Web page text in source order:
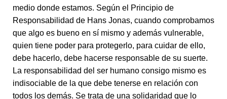
medio donde estamos. Según el Principio de
Responsabilidad de Hans Jonas, cuando comprobamos
que algo es bueno en sí mismo y además vulnerable,
quien tiene poder para protegerlo, para cuidar de ello,
debe hacerlo, debe hacerse responsable de su suerte.
La responsabilidad del ser humano consigo mismo es
indisociable de la que debe tenerse en relación con
todos los demás. Se trata de una solidaridad que lo